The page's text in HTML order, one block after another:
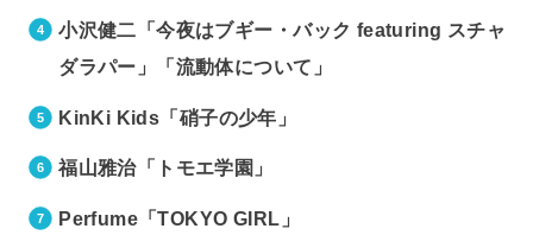
小沢健二「今夜はブギー・バック featuring スチャ
ダラパー」「流動体について」
KinKi Kids「硝子の少年」
福山雅治「トモエ学園」
Perfume「TOKYO GIRL」